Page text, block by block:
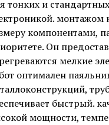
тонких и
монтажом
компонентами,
Он
мелкие
оптимален
быстрый.
мощности,